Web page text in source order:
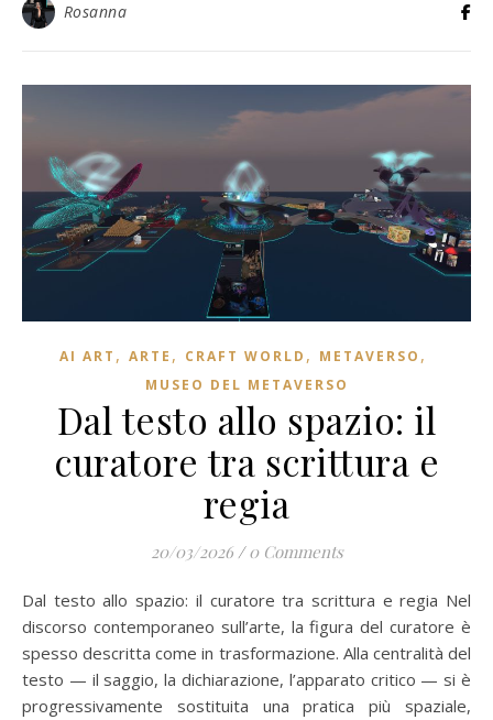
Rosanna
AI ART , ARTE , CRAFT WORLD , METAVERSO ,
MUSEO DEL METAVERSO
Dal testo allo spazio: il
curatore tra scrittura e
regia
20/03/2026 / 0 Comments
Dal testo allo spazio: il curatore tra scrittura e regia Nel
discorso contemporaneo sull’arte, la figura del curatore è
spesso descritta come in trasformazione. Alla centralità del
testo — il saggio, la dichiarazione, l’apparato critico — si è
progressivamente sostituita una pratica più spaziale,